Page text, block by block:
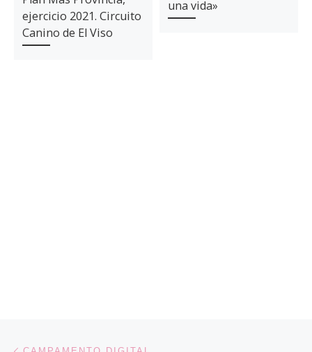
ejercicio 2021. Circuito
Canino de El Viso
una vida»
Navegación de entradas